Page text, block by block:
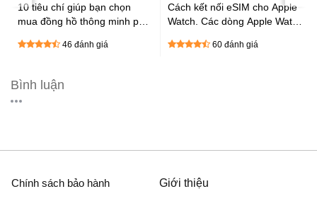
10 tiêu chí giúp bạn chọn
mua đồng hồ thông minh phù
46 đánh giá
Cách kết nối eSIM cho Apple
Watch. Các dòng Apple Watch
60 đánh giá
Bình luận
Chính sách bảo hành Giới thiệu